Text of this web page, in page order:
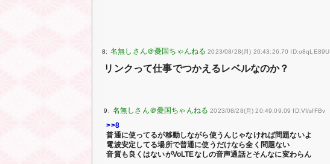
8: 2023/08/28(月) 20:43:26.70 ID:o8qLE89U
リンクって仕事でつかえるレベルなのか？
9: 2023/08/28(月) 20:49:09.09 ID:VI/sfFBv
>>8
普通に使ってるが移動しながら使うんじゃなければ問題ないよ
電波安定してる場所で普通に使うだけなら全く問題ない
音質も良くはないがVoLTEなしの音声通話とそんなに変わらん